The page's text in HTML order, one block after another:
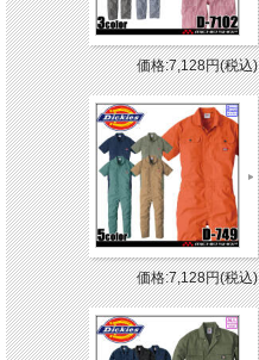
価格:7,128円(税込)
価格:7,128円(税込)